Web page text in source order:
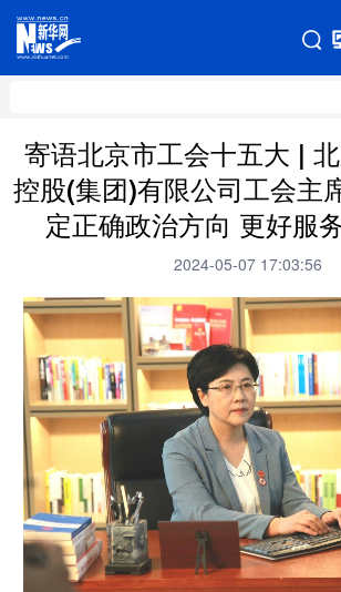
地方频道
天津 河北
辽宁 吉林 上海
浙江 安徽 福建
山东 河南 湖北
广东 广西 海南
四川 贵州 云南
陕西 甘肃 青海
新疆 内蒙古 黑龙江
寄语北京市工会十五大 |
控股(集团)有限公司工会主
定正确政治方向 更好服
2024-05-07 17:03:56